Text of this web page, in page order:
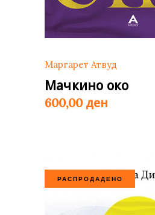
Маргарет Атвуд
Мачкино око
600,00 ден
РАСПРОДАДЕНО